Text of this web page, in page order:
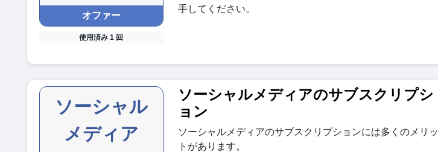
オファー
使用済み 1 回
手してください。
ソーシャル
メディア
ソーシャルメディアのサブスクリプシ
ョン
ソーシャルメディアのサブスクリプションには多くのメリッ
トがあります。